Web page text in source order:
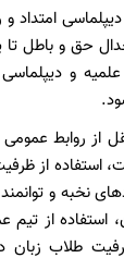
امتداد
حق و باطل تا
و
از روابط
اردیبهشت،
نخبه و
استفاده از تیم
طلاب زبان